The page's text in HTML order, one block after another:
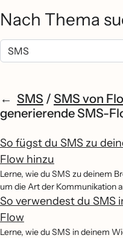
Nach Thema
SMS / SMS von
generierende SMS-
So fügst du SMS zu
Flow hinzu
Lerne, wie du SMS zu deinem
um die Art der Kommunikation
So verwendest du SMS
Flow
Lerne, wie du SMS in deinem